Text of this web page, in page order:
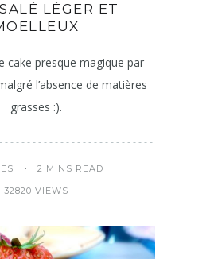
LÉGER ET
cake presque magique par
l’absence de matières
grasses :).
2 MINS READ
32820 VIEWS